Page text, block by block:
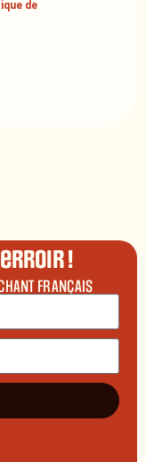
de
!
FRANÇAIS